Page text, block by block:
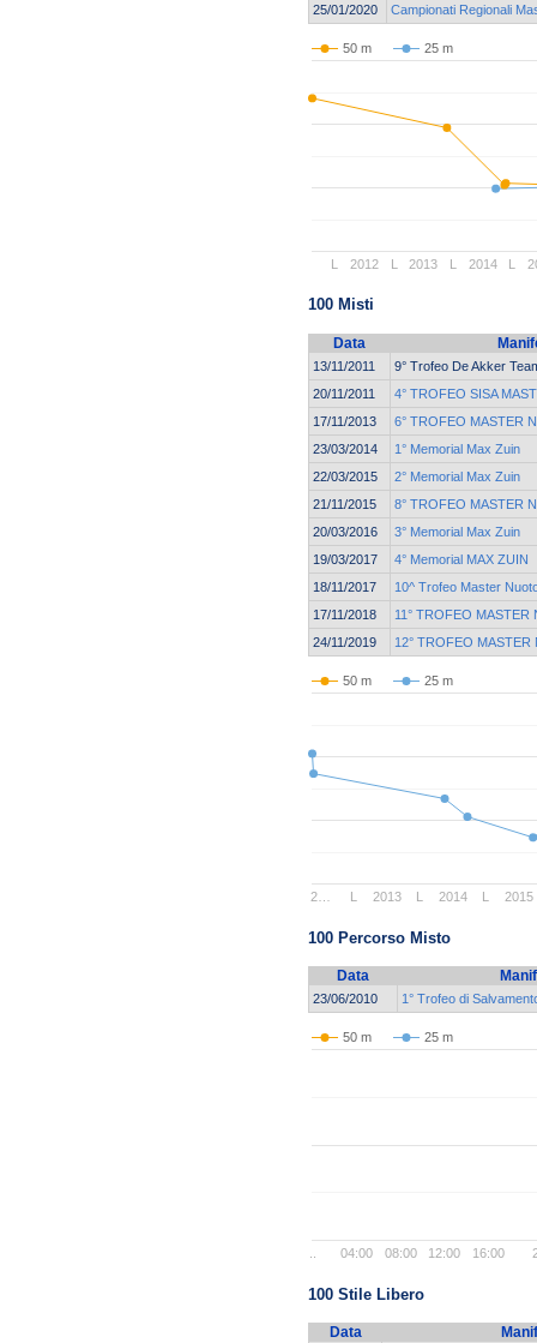
25/01/2020
Campionati Regionali
50 m 25 m
2012 2013 2014
L L L L
100 Misti
Data
13/11/2011
9° Trofeo De Akker
20/11/2011
4° TROFEO SISA
17/11/2013
6° TROFEO MASTER
23/03/2014
1° Memorial Max Zuin
22/03/2015
2° Memorial Max Zuin
21/11/2015
8° TROFEO MASTER
20/03/2016
3° Memorial Max Zuin
19/03/2017
4° Memorial MAX ZUIN
18/11/2017
10^ Trofeo Master
17/11/2018
11° TROFEO MASTER
24/11/2019
12° TROFEO
50 m 25 m
2… 2013 2014 2015
L L L
100 Percorso Misto
Data
23/06/2010 1° Trofeo di
50 m 25 m
04:00 08:00 12:00 16:00
100 Stile Libero
Data